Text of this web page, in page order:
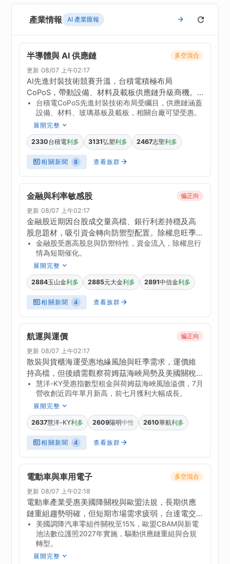
產業情報 AI 產業匯報
半導體與 AI 供應鏈
更新 08/07 上午02:17
多空混合
AI先進封裝技術競賽升溫，台積電積極布局
CoPoS，帶動設備、材料及載板供應鏈升級商機。
CoPoS採用面板玻璃取代矽中介板，雖可提升封裝
尺寸與產能，但玻璃基板導入仍面臨穿孔、鍍膜均
勻性等挑戰，量產時程與設備認證進度為後續觀察
重點。此外，AI類股近期遭遇賣壓，台積電股價波
動，反映市場對AI投資回報的疑慮，但台積電獲利創
新高並提高資本支出，顯示長期需求仍穩健。
台積電CoPoS先進封裝技術布局受矚目，供應鏈涵蓋
設備、材料、玻璃基板及載板，相關台廠可望受惠。
展開完整
2330台積電利多 3131弘塑利多 2467志聖利多
相關新聞 8 查看族群
金融與利率敏感股
更新 08/07 上午02:17
偏正向
金融股近期因台股成交量高檔、銀行利差持穩及高
股息題材，吸引資金轉向防禦型配置。除權息旺季
來臨，上海商銀、高雄銀、台中銀、臺企銀及彰銀
接力除息，法人籌碼與填息能力為焦點。官股金控
與銀行在7月震盪中相對抗跌，臺企銀、彰銀、玉山
金、第一金、兆豐金、華南金等創今年新高，顯示
資金避險需求。整體產業獲利穩定，但需留意個股
籌碼面與內外資動向。
金融股受惠高股息與防禦特性，資金流入，除權息行
情為短期催化。
展開完整
2884玉山金利多 2885元大金利多 2891中信金利多
相關新聞 4 查看族群
航運與運價
更新 08/07 上午02:17
偏正向
散裝與貨櫃海運受惠地緣風險與旺季需求，運價維
持高檔，但後續需觀察荷姆茲海峽局勢及美國關稅
政策變化。航空貨運因AI與電子出貨需求強勁，運價
有撐，燃油成本回落有利獲利。整體產業景氣正
向，但漲勢趨緩，風險在於供給增加與政策不確定
性。
慧洋-KY受惠指數型租金與荷姆茲海峽風險溢價，7月
營收創近四年單月新高，前七月獲利大幅成長。
展開完整
2637慧洋-KY利多 2609陽明中性 2610華航利多
相關新聞 4 查看族群
電動車與車用電子
更新 08/07 上午02:18
多空混合
電動車產業受惠美國降關稅與歐盟法規，長期供應
鏈重組趨勢明確，但短期市場需求疲弱，台達電交
通事業虧損，顯示產業仍在調整期。台灣創新板提
供資本支援，有助車用供應鏈國際化，惟車規認證
與擴產資金壓力仍存。整體產業處於轉型階段，短
期能見度有限，需觀察需求回溫與法規進展。
美國調降汽車零組件關稅至15%，歐盟CBAM與新電
池法數位護照2027年實施，驅動供應鏈重組與合規
轉型。
展開完整